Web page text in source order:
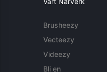
Brusheezy
Vecteezy
Videezy
Bli en